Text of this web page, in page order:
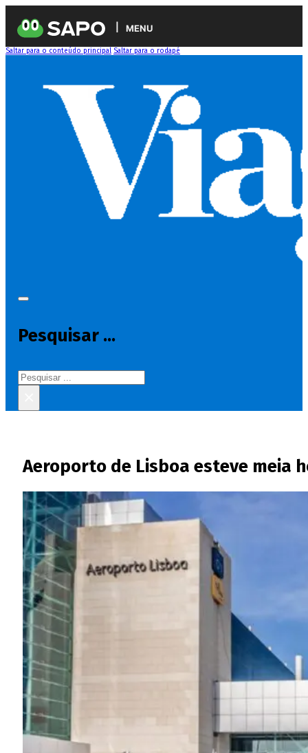
MENU
Saltar para o conteúdo principal Saltar para o rodapé
Pesquisar ...
Pesquisar
Aeroporto de Lisboa esteve meia